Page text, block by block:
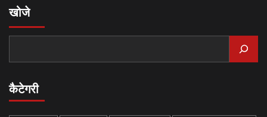
खोजे
कैटेगरी